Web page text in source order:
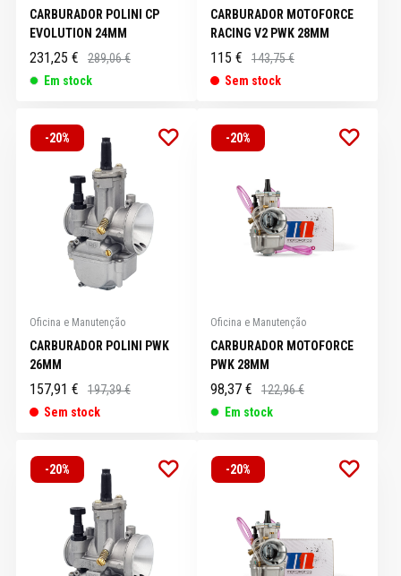
CARBURADOR POLINI CP
EVOLUTION 24MM
231,25 €
289,06 €
Em stock
CARBURADOR MOTOFORCE
RACING V2 PWK 28MM
115 €
143,75 €
Sem stock
-20%
Oficina e Manutenção
CARBURADOR POLINI PWK
26MM
157,91 €
197,39 €
Sem stock
-20%
Oficina e Manutenção
CARBURADOR MOTOFORCE
PWK 28MM
98,37 €
122,96 €
Em stock
-20% -20%